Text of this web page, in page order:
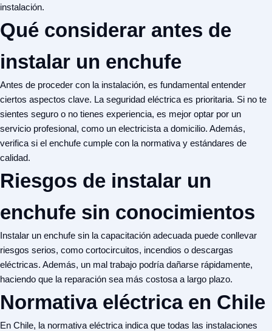
instalación.
Qué considerar antes de
instalar un enchufe
Antes de proceder con la instalación, es fundamental entender
ciertos aspectos clave. La seguridad eléctrica es prioritaria. Si no te
sientes seguro o no tienes experiencia, es mejor optar por un
servicio profesional, como un electricista a domicilio. Además,
verifica si el enchufe cumple con la normativa y estándares de
calidad.
Riesgos de instalar un
enchufe sin conocimientos
Instalar un enchufe sin la capacitación adecuada puede conllevar
riesgos serios, como cortocircuitos, incendios o descargas
eléctricas. Además, un mal trabajo podría dañarse rápidamente,
haciendo que la reparación sea más costosa a largo plazo.
Normativa eléctrica en Chile
En Chile, la normativa eléctrica indica que todas las instalaciones